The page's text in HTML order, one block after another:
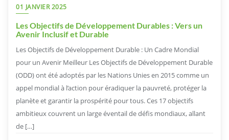
01 JANVIER 2025
Les Objectifs de Développement Durables : Vers un
Avenir Inclusif et Durable
Les Objectifs de Développement Durable : Un Cadre Mondial
pour un Avenir Meilleur Les Objectifs de Développement Durable
(ODD) ont été adoptés par les Nations Unies en 2015 comme un
appel mondial à l’action pour éradiquer la pauvreté, protéger la
planète et garantir la prospérité pour tous. Ces 17 objectifs
ambitieux couvrent un large éventail de défis mondiaux, allant
de […]